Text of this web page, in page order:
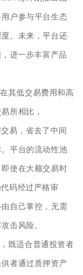
户参与平台生态
。未来，平台还
进一步丰富产品
其低交易费用和高
所相比，
易，省去了中间
平台的流动性池
使在大额交易时
码经过严格审
自己掌控，无需
击风险。
既适合普通投资者
者通过质押资产